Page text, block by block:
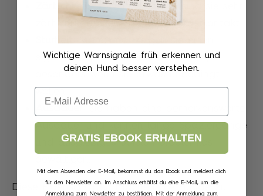
Zärtlichkeit:Trotz ihrer Stärke sind sie sehr
zärtlich und suchen häufig Körperkontakt.
eigenen Kopf und können stur sein,
wollen.
Ausdauer und können lange Spaziergänge
und ausgiebiges Spielen problemlos
Diese Eigenschaften machen die Hunde zu
Wichtige Warnsignale früh erkennen und
deinen Hund besser verstehen.
Email
GRATIS EBOOK ERHALTEN
Mit dem Absenden der E-Mail, bekommst du das Ebook und meldest dich
für den Newsletter an. Im Anschluss erhältst du eine E-Mail, um die
Anmeldung zum Newsletter zu bestätigen. Mit der Anmeldung zum